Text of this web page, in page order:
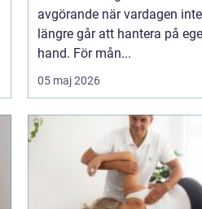
avgörande när vardagen inte
längre går att hantera på
hand. För mån...
05 maj 2026